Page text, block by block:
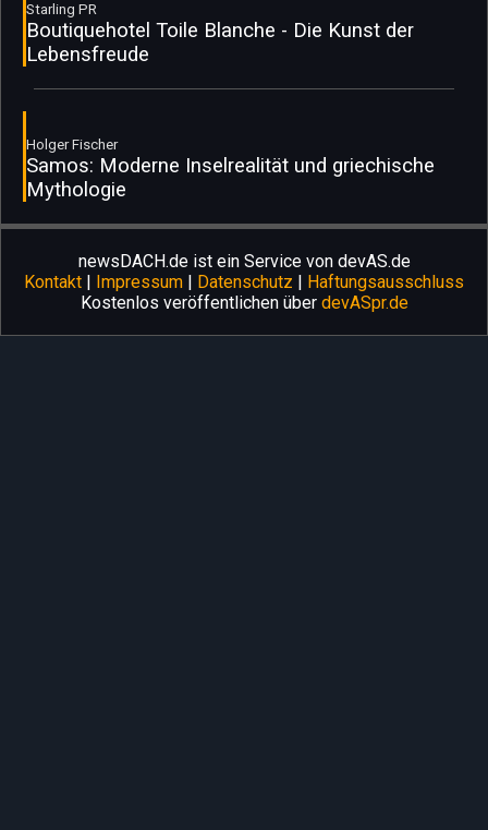
Starling PR
Boutiquehotel Toile Blanche - Die Kunst der
Lebensfreude
Holger Fischer
Samos: Moderne Inselrealität und griechische
Mythologie
newsDACH.de ist ein Service von devAS.de
Kontakt | Impressum | Datenschutz | Haftungsausschluss
Kostenlos veröffentlichen über devASpr.de